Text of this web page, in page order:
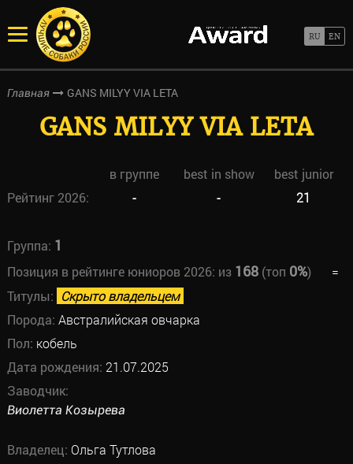
Главная GANS MILYY VIA LETA
GANS MILYY VIA LETA
в группе best in show
best junior
Рейтинг 2026:
- - 21
Группа: 1
Позиция в рейтинге юниоров 2026: из 168(топ 0%)
=
Титулы: Скрыто владельцем
Порода: Австралийская овчарка
Пол: кобель
Дата рождения: 21.07.2025
Заводчик:
Виолетта Козырева
Владелец: Ольга Тутлова